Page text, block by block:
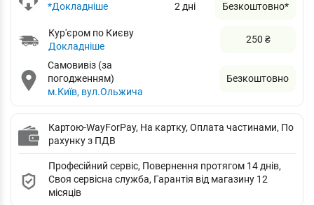
*Докладніше
2 дні
Безкоштовно*
Кур'єром по Києву
Докладніше
250 ₴
Самовивіз (за
погодженням)
м.Київ, вул.Ольжича
Безкоштовно
Картою-WayForPay, На картку, Оплата частинами, По
рахунку з ПДВ
Професійний сервіс, Повернення протягом 14 днів,
Своя сервісна служба, Гарантія від магазину 12
місяців